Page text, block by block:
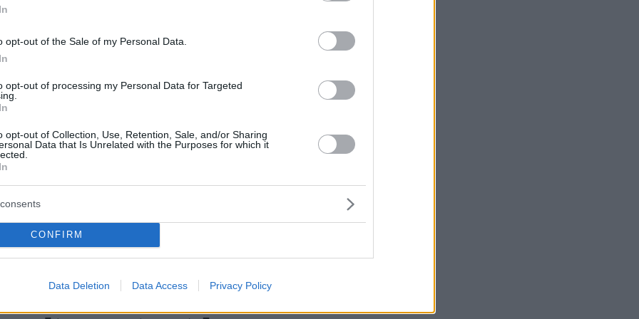
opt-out of the Sale of my Personal Data.
opt-out of processing my Personal Data for Targeted
opt-out of Collection, Use, Retention, Sale, and/or Sharing
Data that Is Unrelated with the Purposes for which it
CONFIRM
Data Deletion Data Access Privacy Policy
της πορεία, η Ηρώ Λούπη εξήγησε πως
ουσιαστική εξέλιξη:
έχω κάνει πολλά σεμινάρια και τώρα
στο κομμάτι της αυτοβελτίωσης. Το"αξίζω-
είναι κάτι που μου δίνει δύναμη. Μου
πολύ να εξελίσσομαι και σαν άνθρωπος.